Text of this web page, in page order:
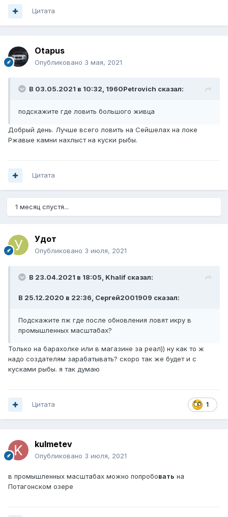
Цитата
Otapus
Опубликовано 3 мая, 2021
В 03.05.2021 в 10:32, 1960Petrovich сказал:
подскажите где ловить большого живца
Добрый день. Лучше всего ловить на Сейшелах на локе
Ржавые камни нахлыст на куски рыбы.
Цитата
1 месяц спустя...
Удот
Опубликовано 3 июля, 2021
В 23.04.2021 в 18:05, Khalif сказал:
В 25.12.2020 в 22:36, Сергей2001909 сказал:
Подскажите пж где после обновления ловят икру в
промышленных масштабах?
Только на барахолке или в магазине за реал)) ну как то ж
надо создателям зарабатывать? скоро так же будет и с
кусками рыбы. я так думаю
1
Цитата
kulmetev
Опубликовано 3 июля, 2021
в промышленных масштабах можно попробовать на
Потагонском озере